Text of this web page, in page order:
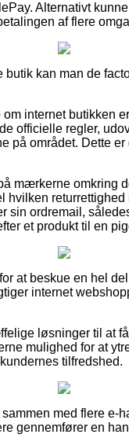
Alternativt
af flere
kan man de
internet butikken
officielle regler,
på området. Dette
mærkerne omkring
hvilken
sin ordremail,
et produkt til en
at beskue en hel
internet
løsninger til at
mulighed for at
tilfredshed.
med flere e-
gennemfører en